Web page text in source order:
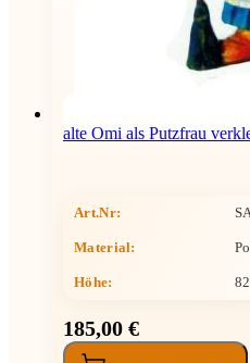
alte Omi als Putzfrau
Art.Nr:
Material:
Höhe:
185,00 €